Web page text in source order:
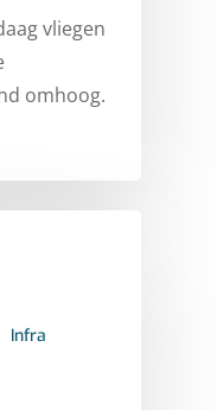
vliegen
omhoog.
Infra